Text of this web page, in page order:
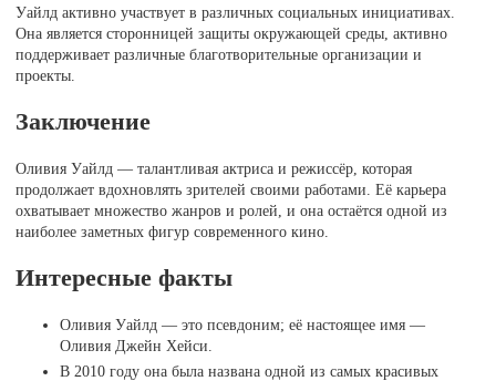
Уайлд активно участвует в различных социальных инициативах.
Она является сторонницей защиты окружающей среды, активно
поддерживает различные благотворительные организации и
проекты.
Заключение
Оливия Уайлд — талантливая актриса и режиссёр, которая
продолжает вдохновлять зрителей своими работами. Её карьера
охватывает множество жанров и ролей, и она остаётся одной из
наиболее заметных фигур современного кино.
Интересные факты
Оливия Уайлд — это псевдоним; её настоящее имя —
Оливия Джейн Хейси.
В 2010 году она была названа одной из самых красивых